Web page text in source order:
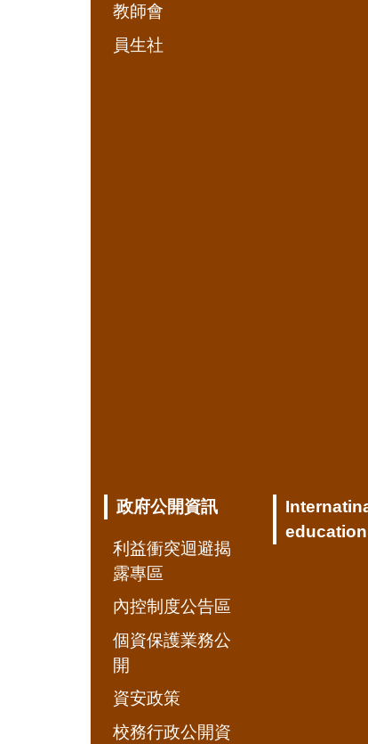
教師會
員生社
政府公開資訊
利益衝突迴避揭
露專區
內控制度公告區
個資保護業務公
開
資安政策
校務行政公開資
education